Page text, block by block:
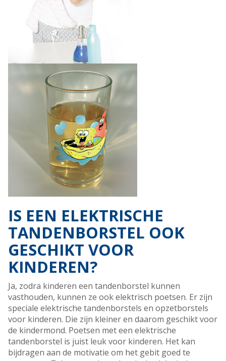
IS EEN ELEKTRISCHE
TANDENBORSTEL OOK
GESCHIKT VOOR
KINDEREN?
Ja, zodra kinderen een tandenborstel kunnen
vasthouden, kunnen ze ook elektrisch poetsen. Er zijn
speciale elektrische tandenborstels en opzetborstels
voor kinderen. Die zijn kleiner en daarom geschikt voor
de kindermond. Poetsen met een elektrische
tandenborstel is juist leuk voor kinderen. Het kan
bijdragen aan de motivatie om het gebit goed te